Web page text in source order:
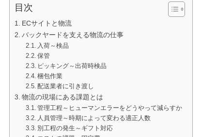
目次
ECサイトと物流
バックヤードを支える物流の仕事
入荷～検品
保管
ピッキング～出荷時検品
梱包作業
配送業者に引き渡し
物流の現場にある課題とは
管理工程～ヒューマンエラーをどうやって減らすか
人員管理～時期によって変わる適正人数
別工程の発生～ギフト対応